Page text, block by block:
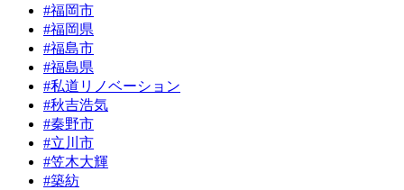
#福岡市
#福岡県
#福島市
#福島県
#私道リノベーション
#秋吉浩気
#秦野市
#立川市
#笠木大輝
#築紡